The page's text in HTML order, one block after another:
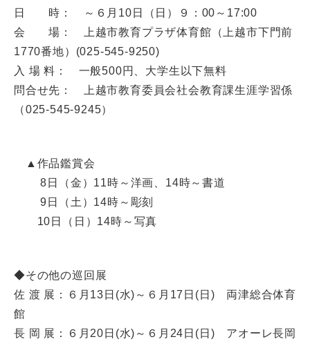
日 時： ～６月10日（日）９：00～17:00
会 場： 上越市教育プラザ体育館（上越市下門前
1770番地）(025-545-9250)
入 場 料： 一般500円、大学生以下無料
問合せ先： 上越市教育委員会社会教育課生涯学習係
（025-545-9245）
▲作品鑑賞会
8日（金）11時～洋画、14時～書道
9日（土）14時～彫刻
10日（日）14時～写真
◆その他の巡回展
佐 渡 展：６月13日(水)～６月17日(日) 両津総合体育
館
長 岡 展：６月20日(水)～６月24日(日) アオーレ長岡